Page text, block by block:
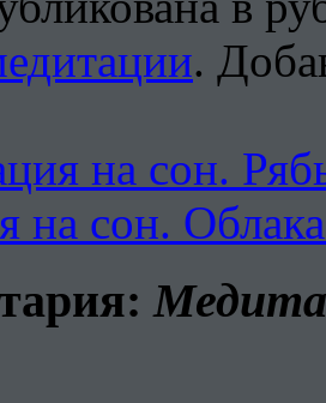
.
на сон.
на сон.